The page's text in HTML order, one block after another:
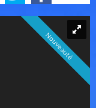
Nouveauté